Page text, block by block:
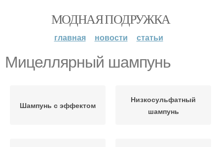
МОДНАЯ ПОДРУЖКА
главная новости статьи
Мицеллярный шампунь
Шампунь с эффектом
Низкосульфатный
шампунь